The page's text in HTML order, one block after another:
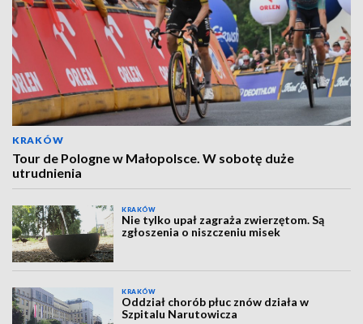
KRAKÓW
Tour de Pologne w Małopolsce. W sobotę duże
utrudnienia
KRAKÓW
Nie tylko upał zagraża zwierzętom. Są
zgłoszenia o niszczeniu misek
KRAKÓW
Oddział chorób płuc znów działa w
Szpitalu Narutowicza